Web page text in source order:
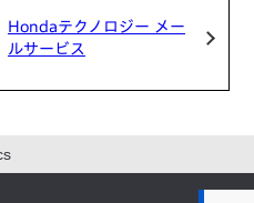
Hondaテクノロジー メー
ルサービス